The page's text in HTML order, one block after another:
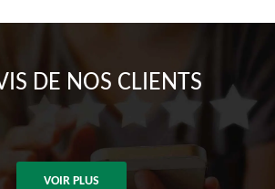
DE NOS CLIENTS
VOIR PLUS